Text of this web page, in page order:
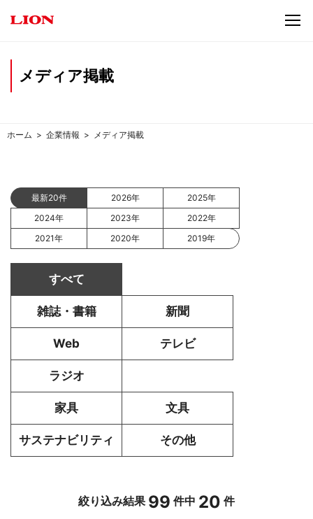
メディア掲載
ホーム 企業情報 メディア掲載
最新20件 2026年
2025年
2024年
2023年
2022年
2021年
2020年 2019年
すべて
雑誌・書籍 新聞
Web テレビ
ラジオ
家具 文具
サステナビリティ その他
絞り込み結果 99 件中 20 件